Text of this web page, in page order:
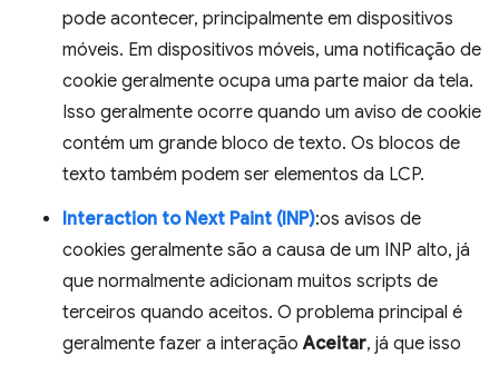
pode acontecer, principalmente em dispositivos
móveis. Em dispositivos móveis, uma notificação de
cookie geralmente ocupa uma parte maior da tela.
Isso geralmente ocorre quando um aviso de cookie
contém um grande bloco de texto. Os blocos de
texto também podem ser elementos da LCP.
Interaction to Next Paint (INP):os avisos de
cookies geralmente são a causa de um INP alto, já
que normalmente adicionam muitos scripts de
terceiros quando aceitos. O problema principal é
geralmente fazer a interaçãoAceitar, já que isso